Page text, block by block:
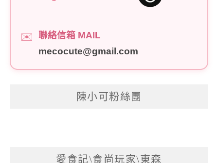
✉️
聯絡信箱 MAIL
mecocute@gmail.com
陳小可粉絲團
愛食記\食尚玩家\東森